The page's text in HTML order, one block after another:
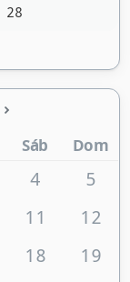
28
Sáb Dom
4
5
11
12
18
19